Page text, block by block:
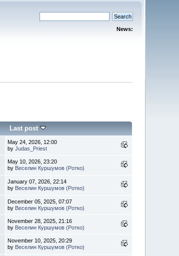
News:
Last post
May 24, 2026, 12:00
byJudas_Priest
May 10, 2026, 23:20
by Веселин Куршумов (Ротко)
January 07, 2026, 22:14
by Веселин Куршумов (Ротко)
December 05, 2025, 07:07
by Веселин Куршумов (Ротко)
November 28, 2025, 21:16
by Веселин Куршумов (Ротко)
November 10, 2025, 20:29
by Веселин Куршумов (Ротко)